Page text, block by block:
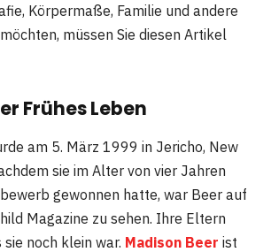
Körpermaße, Familie und andere
müssen Sie diesen Artikel
Frühes Leben
am 5. März 1999 in Jericho, New
sie im Alter von vier Jahren
gewonnen hatte, war Beer auf
Magazine zu sehen. Ihre Eltern
noch klein war. Madison Beer ist